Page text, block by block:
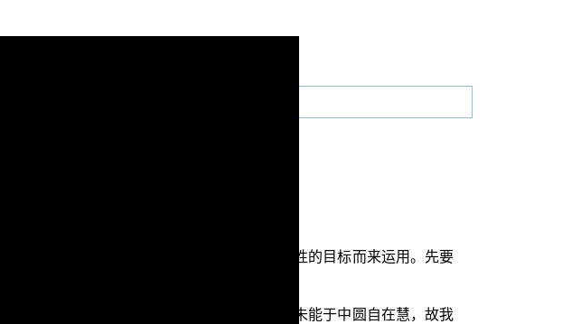
妨说，也有方便地受持，可以作为达到阶段性的目标而来运用。先要
无上菩提，于其中间亦无优劣；但汝下劣，未能于中圆自在慧，故我